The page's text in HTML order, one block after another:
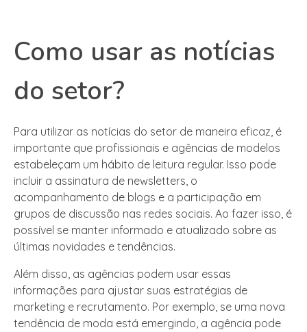
Como usar as notícias
do setor?
Para utilizar as notícias do setor de maneira eficaz, é
importante que profissionais e agências de modelos
estabeleçam um hábito de leitura regular. Isso pode
incluir a assinatura de newsletters, o
acompanhamento de blogs e a participação em
grupos de discussão nas redes sociais. Ao fazer isso, é
possível se manter informado e atualizado sobre as
últimas novidades e tendências.
Além disso, as agências podem usar essas
informações para ajustar suas estratégias de
marketing e recrutamento. Por exemplo, se uma nova
tendência de moda está emergindo, a agência pode